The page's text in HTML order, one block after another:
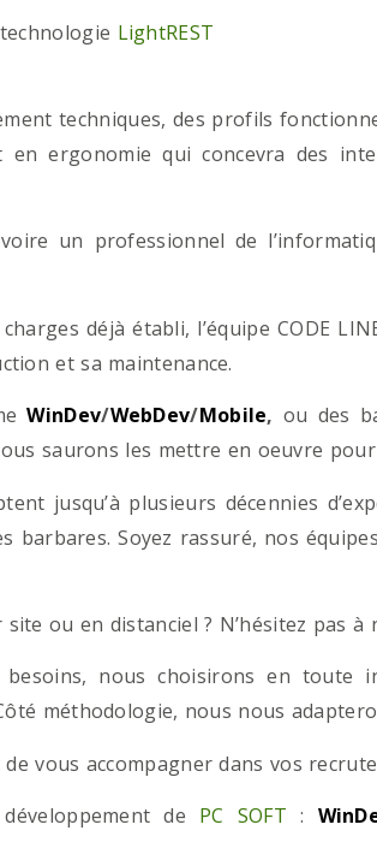
LightREST
techniques, des profils
en ergonomie qui concevra des
un professionnel de
déjà établi, l’équipe CODE
et sa maintenance.
WinDev/WebDev/Mobile, ou des
saurons les mettre en oeuvre
jusqu’à plusieurs décennies
barbares. Soyez rassuré, nos
ou en distanciel ? N’hésitez pas à
nous choisirons en toute
méthodologie, nous nous
vous accompagner dans vos
de PC SOFT :